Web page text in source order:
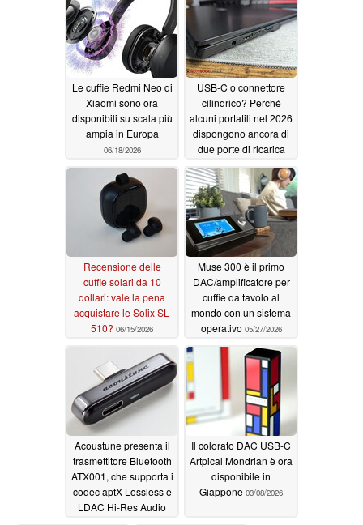
risoluzione
Le cuffie Redmi Neo di
Xiaomi sono ora
disponibili su scala più
ampia in Europa
06/18/2026
USB-C o connettore
cilindrico? Perché
alcuni portatili nel 2026
dispongono ancora di
due porte di ricarica
06/18/2026
Recensione delle
cuffie solari da 10
dollari: vale la pena
acquistare le Solix SL-
510? 06/15/2026
Muse 300 è il primo
DAC/amplificatore per
cuffie da tavolo al
mondo con un sistema
operativo 05/27/2026
Acoustune presenta il
trasmettitore Bluetooth
ATX001, che supporta i
codec aptX Lossless e
LDAC Hi-Res Audio
Il colorato DAC USB-C
Artpical Mondrian è ora
disponibile in
Giappone 03/08/2026